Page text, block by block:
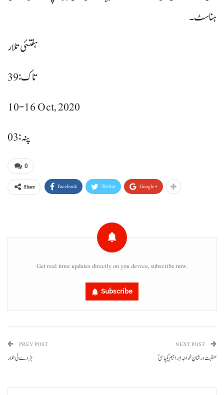
ہناسٹ۔
تاک: 39
10-16 Oct, 2020
پنہ: 03
0
Share Facebook Twitter Google+
Get real time updates directly on you device, subscribe now.
Subscribe
PREV POST
ہڑدے ئی تلار
NEXT POST
منقبت درشانِ خواجہ ابراہیم یکپاسیؒ